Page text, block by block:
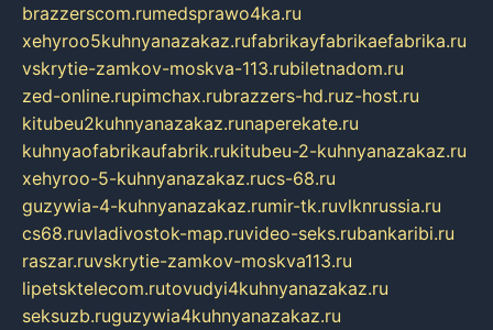
brazzerscom.rumedsprawo4ka.ru
xehyroo5kuhnyanazakaz.rufabrikayfabrikaefabrika.ru
vskrytie-zamkov-moskva-113.rubiletnadom.ru
zed-online.rupimchax.rubrazzers-hd.ruz-host.ru
kitubeu2kuhnyanazakaz.runaperekate.ru
kuhnyaofabrikaufabrik.rukitubeu-2-kuhnyanazakaz.ru
xehyroo-5-kuhnyanazakaz.rucs-68.ru
guzywia-4-kuhnyanazakaz.rumir-tk.ruvlknrussia.ru
cs68.ruvladivostok-map.ruvideo-seks.rubankaribi.ru
raszar.ruvskrytie-zamkov-moskva113.ru
lipetsktelecom.rutovudyi4kuhnyanazakaz.ru
seksuzb.ruguzywia4kuhnyanazakaz.ru